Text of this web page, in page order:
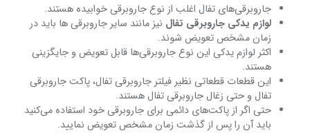
جاروبرقی‌های تفال اغلب از نوع جاروبرقی خوابیده هستند.
لوازم یدکی جاروبرقی تفال نیز مانند سایر جاروبرقی ها باید در
زمان مشخص تعویض شوند.
اکثر لوازم یدکی این نوع جاروبرقی‌ها قابل تعویض و جایگزینی
هستند.
این قطعات قطعاتی نظیر فیلتر جاروبرقی تفال، پاکت جاروبرقی
تفال و حتی زغال جاروبرقی تفال هستند.
حتی اگر از پاکت‌های دائمی برای جاروبرقی خود استفاده می‌کنید
باید آن را پس از گذشت زمان مشخص تعویض نمایید.